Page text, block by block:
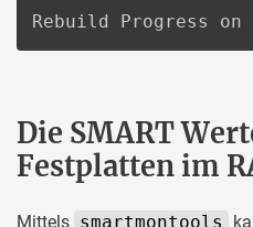
Rebuild Progress
Die SMART
Festplatten im
Mittels smartmontools